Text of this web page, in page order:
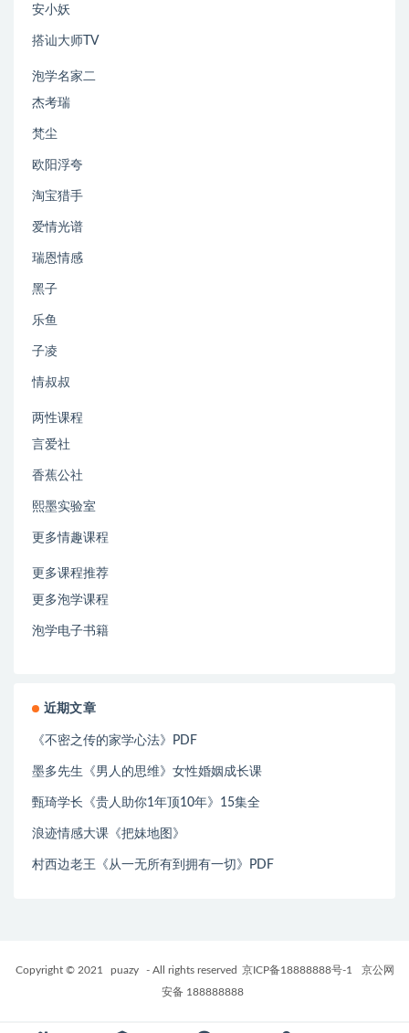
安小妖
搭讪大师TV
泡学名家二
杰考瑞
梵尘
欧阳浮夸
淘宝猎手
爱情光谱
瑞恩情感
黑子
乐鱼
子凌
情叔叔
两性课程
言爱社
香蕉公社
熙墨实验室
更多情趣课程
更多课程推荐
更多泡学课程
泡学电子书籍
近期文章
《不密之传的家学心法》PDF
墨多先生《男人的思维》女性婚姻成长课
甄琦学长《贵人助你1年顶10年》15集全
浪迹情感大课《把妹地图》
村西边老王《从一无所有到拥有一切》PDF
Copyright © 2021 puazy - All rights reserved 京ICP备18888888号-1
京公网
安备 188888888